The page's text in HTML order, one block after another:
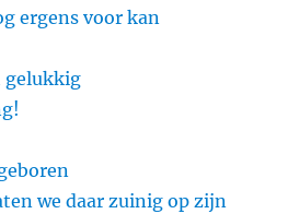
ergens voor kan
gelukkig
we daar zuinig op zijn